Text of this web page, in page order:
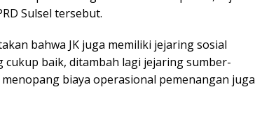
Sulsel tersebut.
bahwa JK juga memiliki jejaring sosial
cukup baik, ditambah lagi jejaring sumber-
biaya operasional pemenangan juga